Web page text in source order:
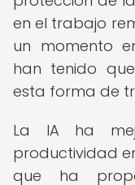
en el trabajo
un momento
han tenido
esta forma de
La IA ha
productividad
que ha